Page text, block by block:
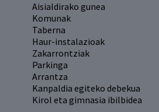
Aisialdirako gunea
Komunak
Taberna
Haur-instalazioak
Zakarrontziak
Parkinga
Arrantza
Kanpaldia egiteko debekua
Kirol eta gimnasia ibilbidea